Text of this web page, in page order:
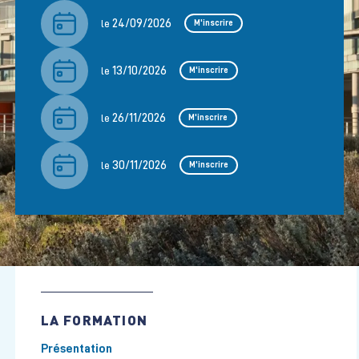
le 24/09/2026 M'inscrire
le 13/10/2026 M'inscrire
le 26/11/2026 M'inscrire
le 30/11/2026 M'inscrire
LA FORMATION
Présentation